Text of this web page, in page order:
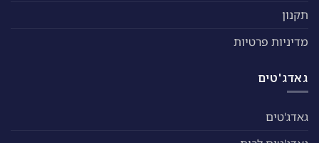
תקנון
מדיניות פרטיות
גאדג'טים
גאדג'טים